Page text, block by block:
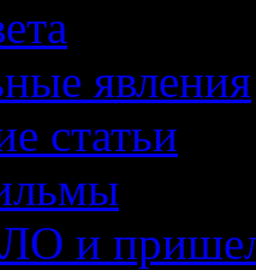
явления
статьи
и